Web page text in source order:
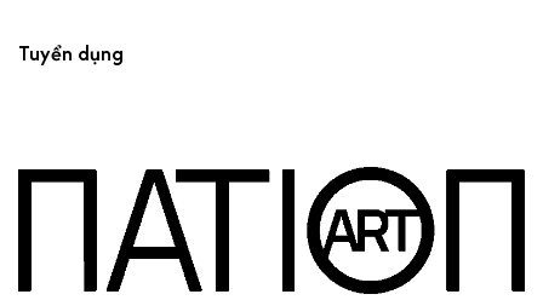
Tuyển dụng